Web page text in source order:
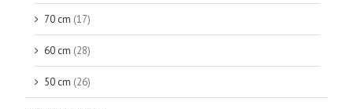
70 cm (17)
60 cm (28)
50 cm (26)